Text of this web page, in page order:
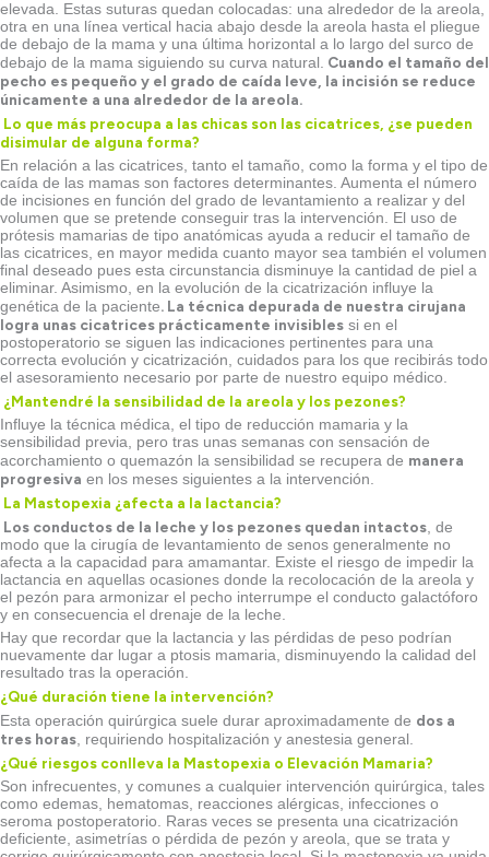
elevada. Estas suturas quedan colocadas: una alrededor de la areola,
otra en una línea vertical hacia abajo desde la areola hasta el pliegue
de debajo de la mama y una última horizontal a lo largo del surco de
debajo de la mama siguiendo su curva natural. Cuando el tamaño del
pecho es pequeño y el grado de caída leve, la incisión se reduce
únicamente a una alrededor de la areola.
Lo que más preocupa a las chicas son las cicatrices, ¿se pueden
disimular de alguna forma?
En relación a las cicatrices, tanto el tamaño, como la forma y el tipo de
caída de las mamas son factores determinantes. Aumenta el número
de incisiones en función del grado de levantamiento a realizar y del
volumen que se pretende conseguir tras la intervención. El uso de
prótesis mamarias de tipo anatómicas ayuda a reducir el tamaño de
las cicatrices, en mayor medida cuanto mayor sea también el volumen
final deseado pues esta circunstancia disminuye la cantidad de piel a
eliminar. Asimismo, en la evolución de la cicatrización influye la
genética de la paciente. La técnica depurada de nuestra cirujana
logra unas cicatrices prácticamente invisibles si en el
postoperatorio se siguen las indicaciones pertinentes para una
correcta evolución y cicatrización, cuidados para los que recibirás todo
el asesoramiento necesario por parte de nuestro equipo médico.
¿Mantendré la sensibilidad de la areola y los pezones?
Influye la técnica médica, el tipo de reducción mamaria y la
sensibilidad previa, pero tras unas semanas con sensación de
acorchamiento o quemazón la sensibilidad se recupera de manera
progresiva en los meses siguientes a la intervención.
La Mastopexia ¿afecta a la lactancia?
Los conductos de la leche y los pezones quedan intactos , de
modo que la cirugía de levantamiento de senos generalmente no
afecta a la capacidad para amamantar. Existe el riesgo de impedir la
lactancia en aquellas ocasiones donde la recolocación de la areola y
el pezón para armonizar el pecho interrumpe el conducto galactóforo
y en consecuencia el drenaje de la leche.
Hay que recordar que la lactancia y las pérdidas de peso podrían
nuevamente dar lugar a ptosis mamaria, disminuyendo la calidad del
resultado tras la operación.
¿Qué duración tiene la intervención?
Esta operación quirúrgica suele durar aproximadamente de dos a
tres horas , requiriendo hospitalización y anestesia general.
¿Qué riesgos conlleva la Mastopexia o Elevación Mamaria?
Son infrecuentes, y comunes a cualquier intervención quirúrgica, tales
como edemas, hematomas, reacciones alérgicas, infecciones o
seroma postoperatorio. Raras veces se presenta una cicatrización
deficiente, asimetrías o pérdida de pezón y areola, que se trata y